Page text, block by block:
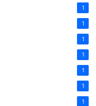
1
1
1
1
1
1
1